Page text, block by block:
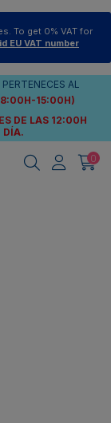
To get 0% VAT for
EU VAT number
PERTENECES AL
15:00H)
DE LAS 12:00H
DÍA.
0